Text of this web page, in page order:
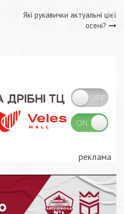
Які рукавички актуальні цієї
осені?